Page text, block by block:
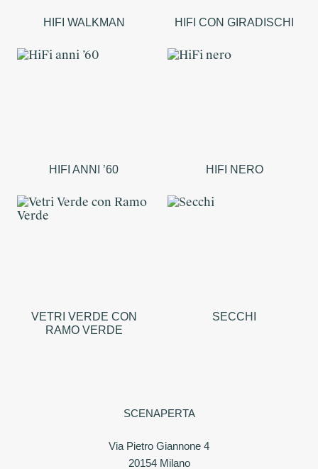
HIFI WALKMAN HIFI CON GIRADISCHI
HIFI ANNI ’60 HIFI NERO
VETRI VERDE CON
RAMO VERDE
SECCHI
SCENAPERTA
Via Pietro Giannone 4
20154 Milano